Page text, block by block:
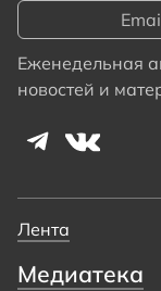
Еженедельная
новостей и
Лента
Медиатека